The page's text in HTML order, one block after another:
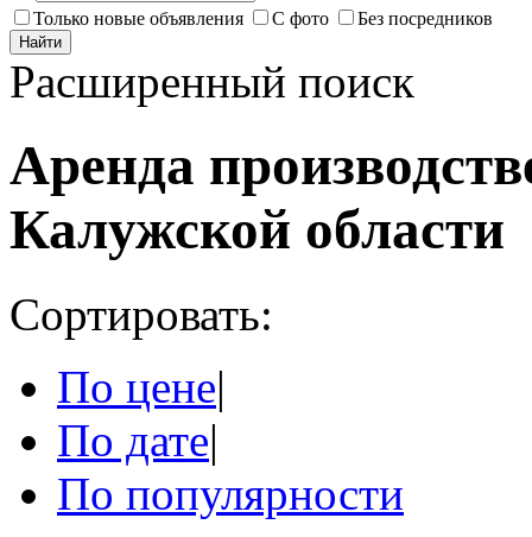
Только новые объявления
С фото Без посредников
Найти
Расширенный поиск
Аренда
Калужской области
Сортировать:
По цене|
По дате|
По популярности